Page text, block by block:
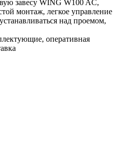
завесу WING W100 AC,
монтаж, легкое управление
над проемом,
оперативная